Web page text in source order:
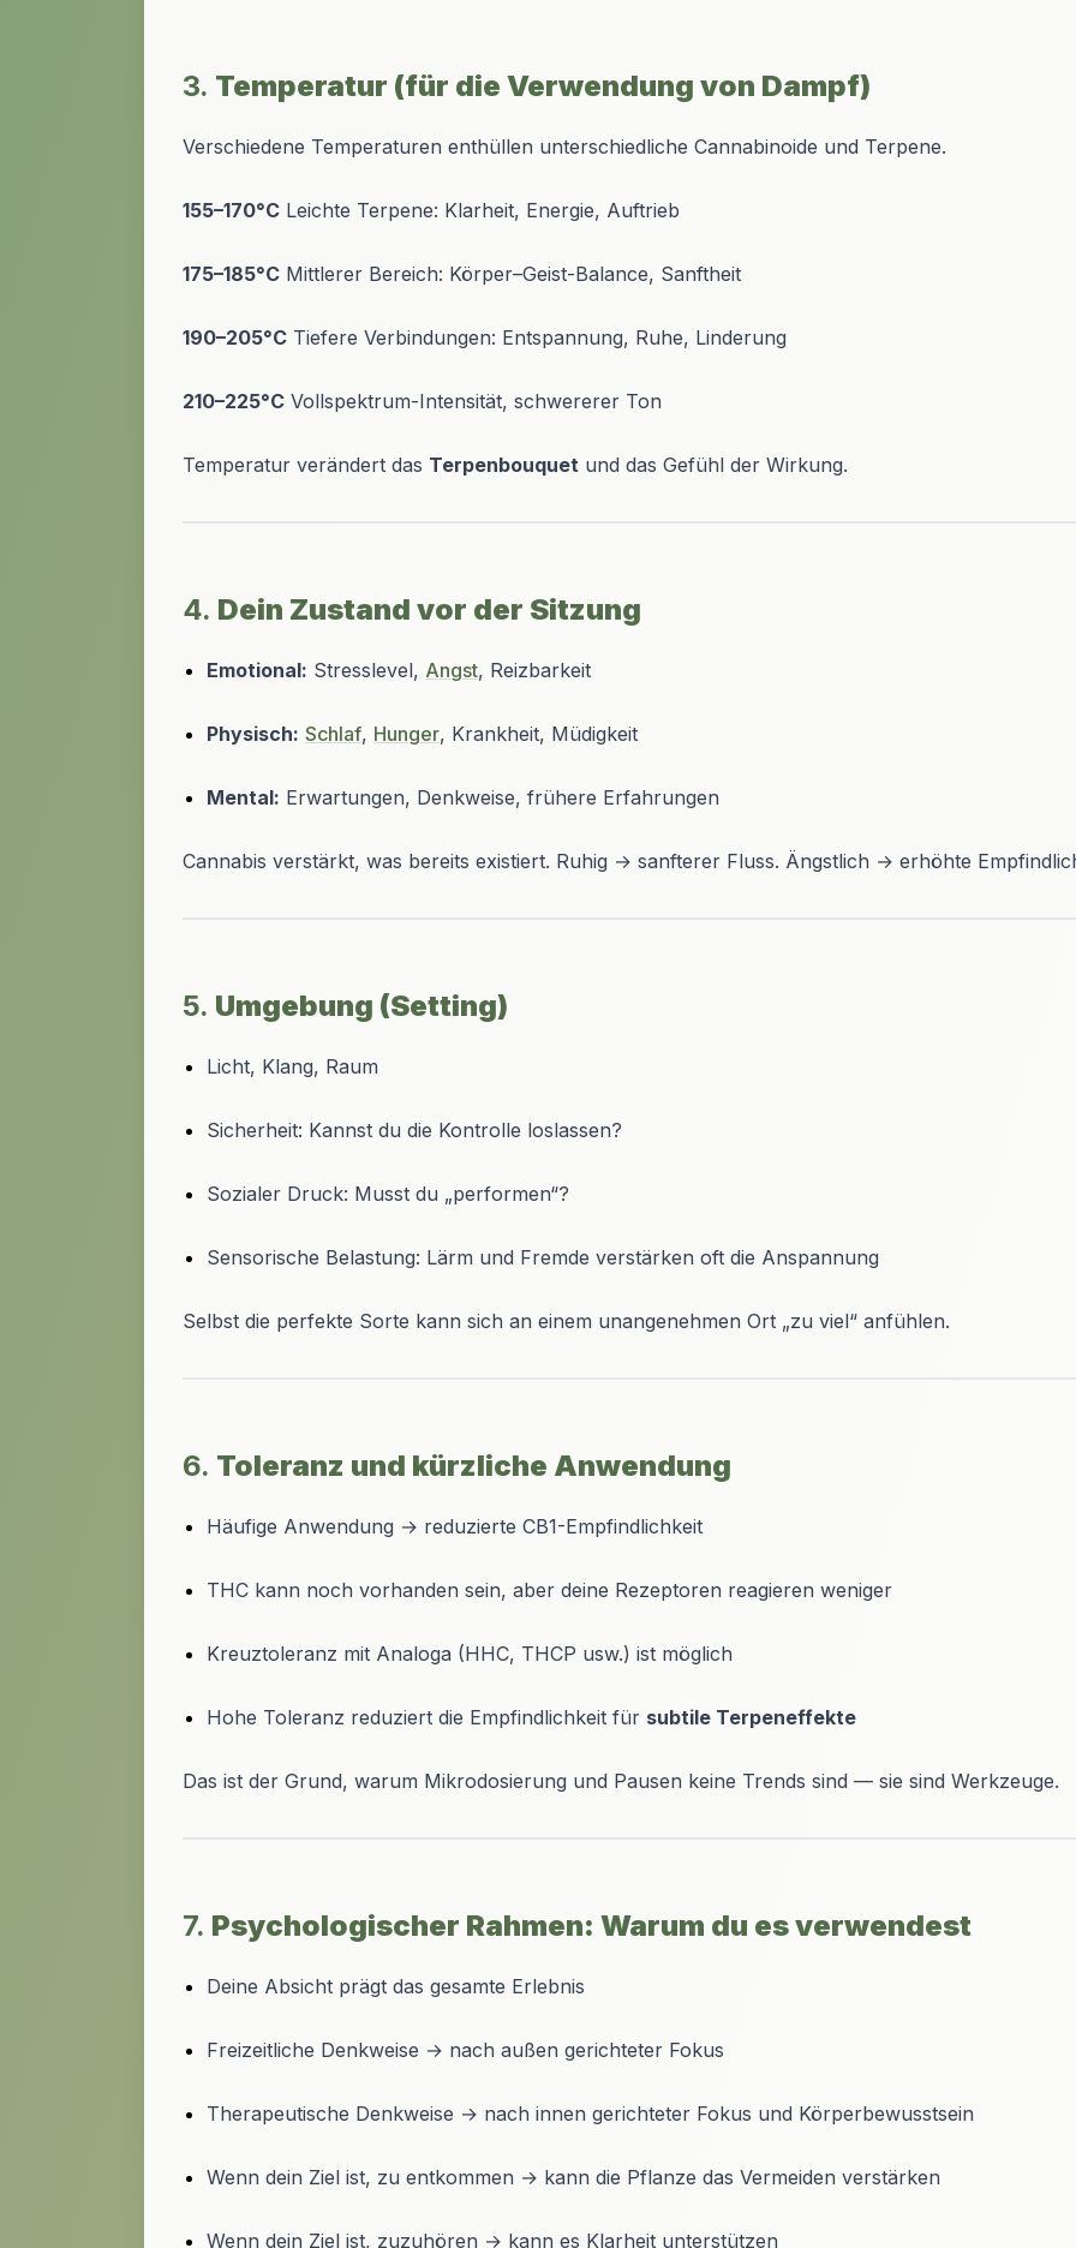
3. Temperatur (für die Verwendung von Dampf)
Verschiedene Temperaturen enthüllen unterschiedliche Cannabinoide und Terpene.
155–170°C Leichte Terpene: Klarheit, Energie, Auftrieb
175–185°C Mittlerer Bereich: Körper–Geist-Balance, Sanftheit
190–205°C Tiefere Verbindungen: Entspannung, Ruhe, Linderung
210–225°C Vollspektrum-Intensität, schwererer Ton
Temperatur verändert das Terpenbouquet und das Gefühl der Wirkung.
4. Dein Zustand vor der Sitzung
Emotional: Stresslevel, Angst, Reizbarkeit
Physisch: Schlaf, Hunger, Krankheit, Müdigkeit
Mental: Erwartungen, Denkweise, frühere Erfahrungen
Cannabis verstärkt, was bereits existiert. Ruhig → sanfterer Fluss. Ängstlich → erhöhte
5. Umgebung (Setting)
Licht, Klang, Raum
Sicherheit: Kannst du die Kontrolle loslassen?
Sozialer Druck: Musst du „performen“?
Sensorische Belastung: Lärm und Fremde verstärken oft die Anspannung
Selbst die perfekte Sorte kann sich an einem unangenehmen Ort „zu viel“ anfühlen.
6. Toleranz und kürzliche Anwendung
Häufige Anwendung → reduzierte CB1-Empfindlichkeit
THC kann noch vorhanden sein, aber deine Rezeptoren reagieren weniger
Kreuztoleranz mit Analoga (HHC, THCP usw.) ist möglich
Hohe Toleranz reduziert die Empfindlichkeit für subtile Terpeneffekte
Das ist der Grund, warum Mikrodosierung und Pausen keine Trends sind — sie sind Werkzeuge.
7. Psychologischer Rahmen: Warum du es verwendest
Deine Absicht prägt das gesamte Erlebnis
Freizeitliche Denkweise → nach außen gerichteter Fokus
Therapeutische Denkweise → nach innen gerichteter Fokus und Körperbewusstsein
Wenn dein Ziel ist, zu entkommen → kann die Pflanze das Vermeiden verstärken
Wenn dein Ziel ist, zuzuhören → kann es Klarheit unterstützen